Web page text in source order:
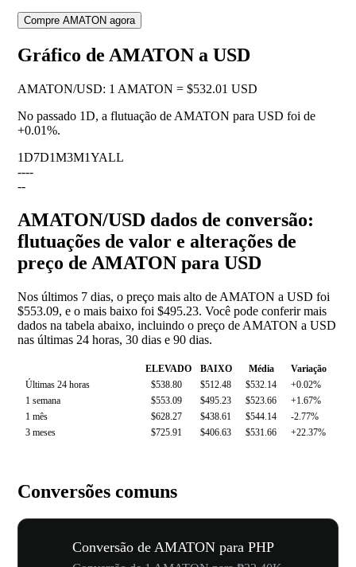
Compre AMATON agora
Gráfico de AMATON a USD
AMATON/USD: 1 AMATON = $532.01 USD
No passado 1D, a flutuação de AMATON para USD foi de
+0.01%.
1D7D1M3M1YALL
----
--
AMATON/USD dados de conversão:
flutuações de valor e alterações de
preço de AMATON para USD
Nos últimos 7 dias, o preço mais alto de AMATON a USD foi
$553.09, e o mais baixo foi $495.23. Você pode conferir mais
dados na tabela abaixo, incluindo o preço de AMATON a USD
nas últimas 24 horas, 30 dias e 90 dias.
ELEVADO BAIXO Média
Variação
Últimas 24 horas
$538.80 $512.48 $532.14
+0.02%
1 semana
$553.09 $495.23 $523.66
+1.67%
1 mês
$628.27 $438.61 $544.14
-2.77%
3 meses
$725.91 $406.63 $531.66 +22.37%
Conversões comuns
Conversão de AMATON para PHP